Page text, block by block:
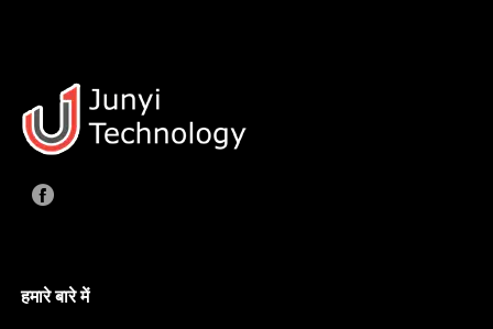
हमारे बारे में